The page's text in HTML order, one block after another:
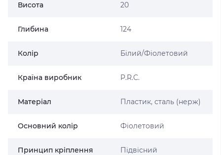
Висота 20
Глибина 124
Колір Білий/Фіолетовий
Країна виробник P.R.C.
Матеріал Пластик, сталь (нерж)
Основний колір Фіолетовий
Принцип кріплення Підвісний